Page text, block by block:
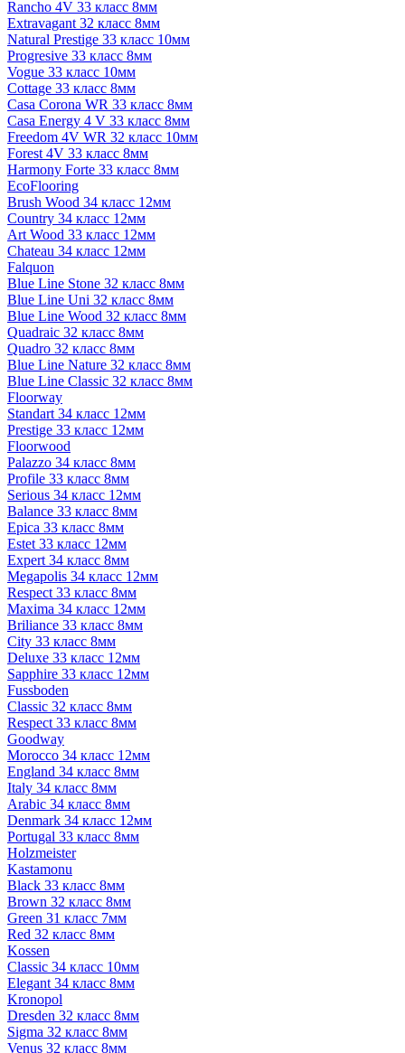
Rancho 4V 33 класс 8мм
Extravagant 32 класс 8мм
Natural Prestige 33 класс 10мм
Progresive 33 класс 8мм
Vogue 33 класс 10мм
Cottage 33 класс 8мм
Casa Corona WR 33 класс 8мм
Casa Energy 4 V 33 класс 8мм
Freedom 4V WR 32 класс 10мм
Forest 4V 33 класс 8мм
Harmony Forte 33 класс 8мм
EcoFlooring
Brush Wood 34 класс 12мм
Country 34 класс 12мм
Art Wood 33 класс 12мм
Chateau 34 класс 12мм
Falquon
Blue Line Stone 32 класс 8мм
Blue Line Uni 32 класс 8мм
Blue Line Wood 32 класс 8мм
Quadraic 32 класс 8мм
Quadro 32 класс 8мм
Blue Line Nature 32 класс 8мм
Blue Line Classic 32 класс 8мм
Floorway
Standart 34 класс 12мм
Prestige 33 класс 12мм
Floorwood
Palazzo 34 класс 8мм
Profile 33 класс 8мм
Serious 34 класс 12мм
Balance 33 класс 8мм
Epica 33 класс 8мм
Estet 33 класс 12мм
Expert 34 класс 8мм
Megapolis 34 класс 12мм
Respect 33 класс 8мм
Maxima 34 класс 12мм
Briliance 33 класс 8мм
City 33 класс 8мм
Deluxe 33 класс 12мм
Sapphire 33 класс 12мм
Fussboden
Classic 32 класс 8мм
Respect 33 класс 8мм
Goodway
Morocco 34 класс 12мм
England 34 класс 8мм
Italy 34 класс 8мм
Arabic 34 класс 8мм
Denmark 34 класс 12мм
Portugal 33 класс 8мм
Holzmeister
Kastamonu
Black 33 класс 8мм
Brown 32 класс 8мм
Green 31 класс 7мм
Red 32 класс 8мм
Kossen
Classic 34 класс 10мм
Elegant 34 класс 8мм
Kronopol
Dresden 32 класс 8мм
Sigma 32 класс 8мм
Venus 32 класс 8мм